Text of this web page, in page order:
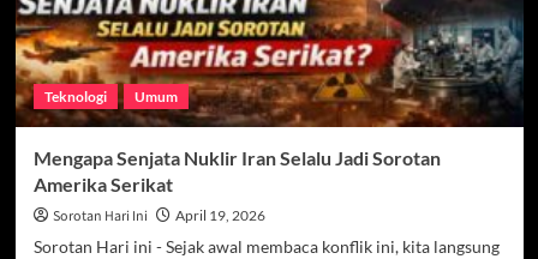
Teknologi Umum
Mengapa Senjata Nuklir Iran Selalu Jadi Sorotan
Amerika Serikat
Sorotan Hari Ini April 19, 2026
Sorotan Hari ini - Sejak awal membaca konflik ini, kita langsung